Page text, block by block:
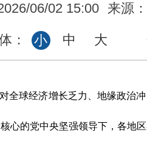
06/02 15:00 来源
： 小 中 大
全球经济增长乏力、地缘政治
心的党中央坚强领导下，各地